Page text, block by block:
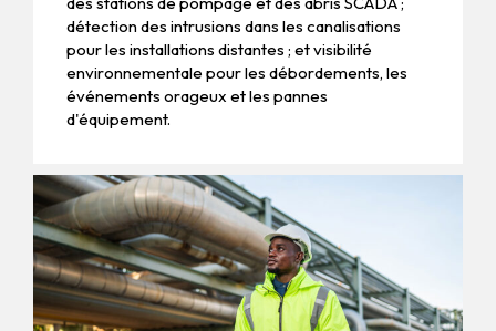
détection des intrusions dans les canalisations
pour les installations distantes ; et visibilité
environnementale pour les débordements, les
événements orageux et les pannes
d'équipement.